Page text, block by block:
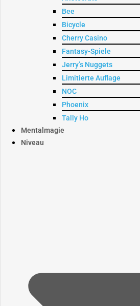
Bee
Bicycle
Cherry Casino
Fantasy-Spiele
Jerry’s Nuggets
Limitierte Auflage
NOC
Phoenix
Tally Ho
Mentalmagie
Niveau